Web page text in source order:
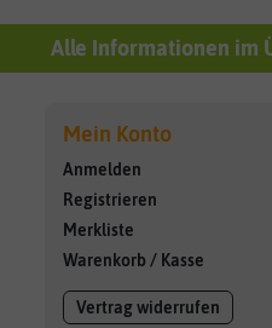
Alle Informationen im
Mein Konto
Anmelden
Registrieren
Merkliste
Warenkorb / Kasse
Vertrag widerrufen